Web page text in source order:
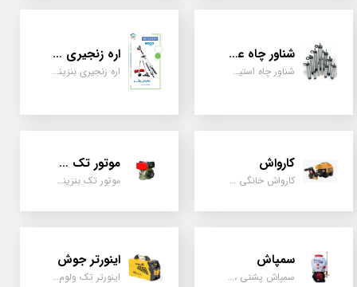
شناور چاه عمیق
شناور چاه استیل ، تک فاز و سه فاز، یک اینچ به بالا
اره زنجیری / علفتراش
اره زنجیری بنزینی ، علفتراش دو زمانه و چهار زمانه ، دوشی و پشتی
کارواش
کارواش خانگی و صنعتی و نیمه صنعتی
موتور تک سیلندر
موتور تک بنزینی ، دیزلی، کارتینگی ، تیلری
سمپاش
سمپاش پشتی ، زمبه ای ، فرغونی ، دستی ، موتوری
اینورتر جوش
اینورتر تک ولوم و دو ولوم امپر بالا